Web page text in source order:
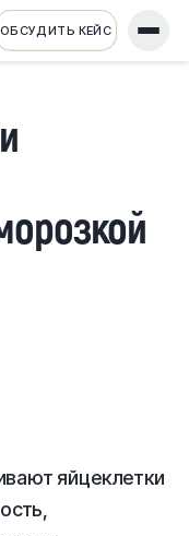
ОБСУДИТЬ КЕЙС
яйцеклетки